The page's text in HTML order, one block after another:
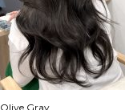
Olive Gray